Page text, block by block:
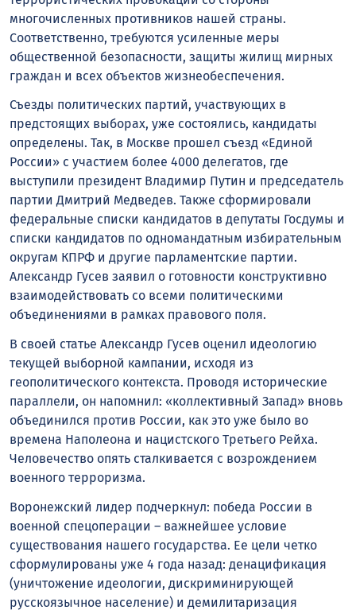
многочисленных противников нашей страны.
Соответственно, требуются усиленные меры
общественной безопасности, защиты жилищ мирных
граждан и всех объектов жизнеобеспечения.
Съезды политических партий, участвующих в
предстоящих выборах, уже состоялись, кандидаты
определены. Так, в Москве прошел съезд «Единой
России» с участием более 4000 делегатов, где
выступили президент Владимир Путин и председатель
партии Дмитрий Медведев. Также сформировали
федеральные списки кандидатов в депутаты Госдумы и
списки кандидатов по одномандатным избирательным
округам КПРФ и другие парламентские партии.
Александр Гусев заявил о готовности конструктивно
взаимодействовать со всеми политическими
объединениями в рамках правового поля.
В своей статье Александр Гусев оценил идеологию
текущей выборной кампании, исходя из
геополитического контекста. Проводя исторические
параллели, он напомнил: «коллективный Запад» вновь
объединился против России, как это уже было во
времена Наполеона и нацистского Третьего Рейха.
Человечество опять сталкивается с возрождением
военного терроризма.
Воронежский лидер подчеркнул: победа России в
военной спецоперации – важнейшее условие
существования нашего государства. Ее цели четко
сформулированы уже 4 года назад: денацификация
(уничтожение идеологии, дискриминирующей
русскоязычное население) и демилитаризация